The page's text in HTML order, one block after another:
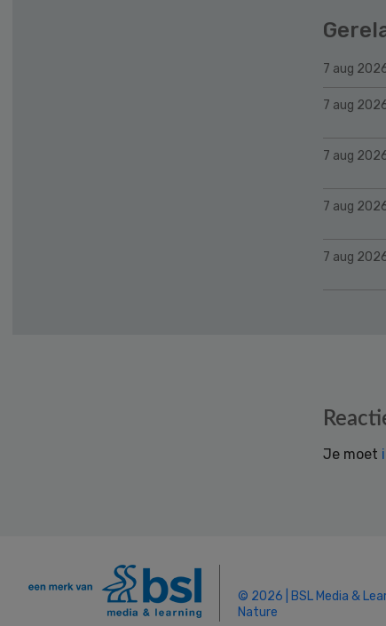
7 aug
7 aug
7 aug
7 aug
7 aug
Je moet
© 2026 | BSL Media &
Nature